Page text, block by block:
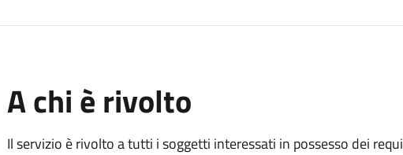
A chi è rivolto
Il servizio è rivolto a tutti i soggetti interessati in possesso dei